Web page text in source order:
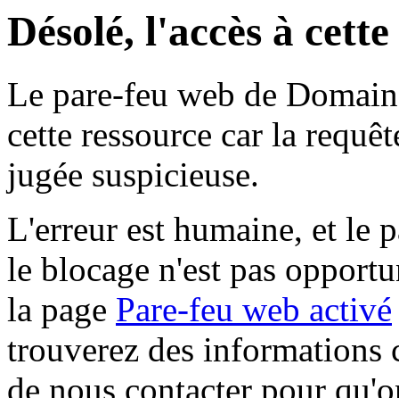
Désolé, l'accès à
Le pare-feu web de
cette ressource car la
jugée suspicieuse.
L'erreur est humaine, et le
le blocage n'est pas
la page Pare-feu web activé
trouverez des informations
de nous contacter pour